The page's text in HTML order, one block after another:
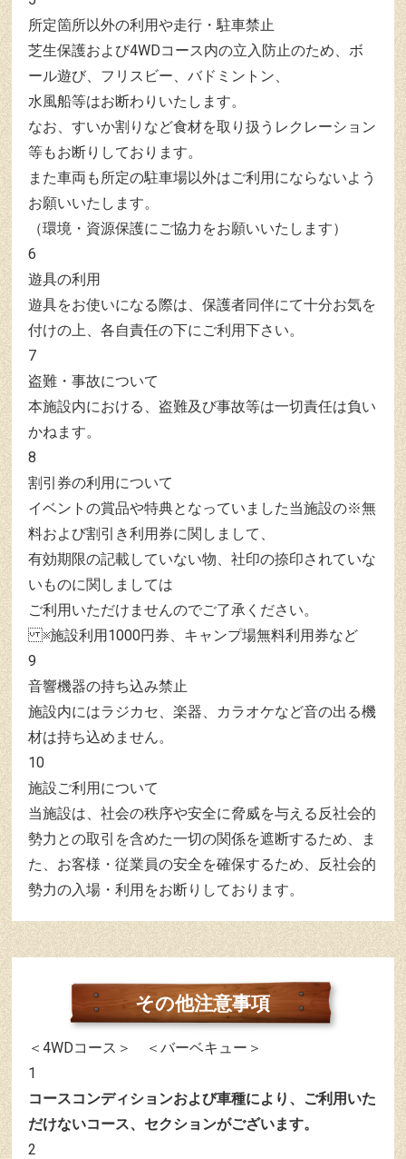
所定箇所以外の利用や走行・駐車禁止
芝生保護および4WDコース内の立入防止のため、ボ
ール遊び、フリスビー、バドミントン、
水風船等はお断わりいたします。
なお、すいか割りなど食材を取り扱うレクレーション
等もお断りしております。
また車両も所定の駐車場以外はご利用にならないよう
お願いいたします。
（環境・資源保護にご協力をお願いいたします）
6
遊具の利用
遊具をお使いになる際は、保護者同伴にて十分お気を
付けの上、各自責任の下にご利用下さい。
7
盗難・事故について
本施設内における、盗難及び事故等は一切責任は負い
かねます。
8
割引券の利用について
イベントの賞品や特典となっていました当施設の※無
料および割引き利用券に関しまして、
有効期限の記載していない物、社印の捺印されていな
いものに関しましては
ご利用いただけませんのでご了承ください。
※施設利用1000円券、キャンプ場無料利用券など
9
音響機器の持ち込み禁止
施設内にはラジカセ、楽器、カラオケなど音の出る機
材は持ち込めません。
10
施設ご利用について
当施設は、社会の秩序や安全に脅威を与える反社会的
勢力との取引を含めた一切の関係を遮断するため、ま
た、お客様・従業員の安全を確保するため、反社会的
勢力の入場・利用をお断りしております。
その他注意事項
＜4WDコース＞
＜バーベキュー＞
1
コースコンディションおよび車種により、ご利用いた
だけないコース、セクションがございます。
2